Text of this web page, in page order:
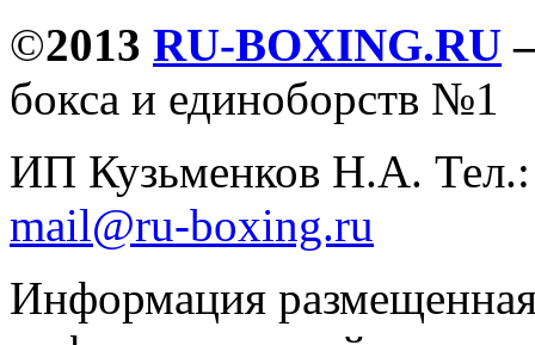
©2013 RU-BOXING.RU
бокса и единоборств №1
ИП Кузьменков Н.А.
mail@ru-boxing.ru
Информация